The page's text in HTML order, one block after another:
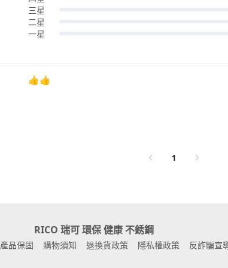
三星
二星
一星
👍👍
1
RICO 瑞可 環保 健康 不銹鋼
產品保固 購物須知 退換貨政策 隱私權政策 反詐騙宣